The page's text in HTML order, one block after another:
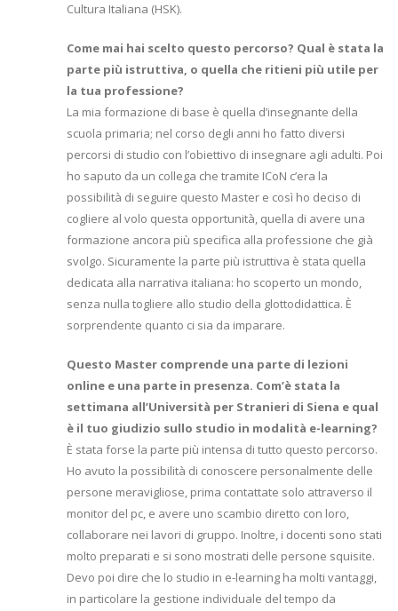
Cultura Italiana (HSK).
Come mai hai scelto questo percorso? Qual è stata la
parte più istruttiva, o quella che ritieni più utile per
la tua professione?
La mia formazione di base è quella d’insegnante della
scuola primaria; nel corso degli anni ho fatto diversi
percorsi di studio con l’obiettivo di insegnare agli adulti. Poi
ho saputo da un collega che tramite ICoN c’era la
possibilità di seguire questo Master e così ho deciso di
cogliere al volo questa opportunità, quella di avere una
formazione ancora più specifica alla professione che già
svolgo. Sicuramente la parte più istruttiva è stata quella
dedicata alla narrativa italiana: ho scoperto un mondo,
senza nulla togliere allo studio della glottodidattica. È
sorprendente quanto ci sia da imparare.
Questo Master comprende una parte di lezioni
online e una parte in presenza. Com’è stata la
settimana all’Università per Stranieri di Siena e qual
è il tuo giudizio sullo studio in modalità e-learning?
È stata forse la parte più intensa di tutto questo percorso.
Ho avuto la possibilità di conoscere personalmente delle
persone meravigliose, prima contattate solo attraverso il
monitor del pc, e avere uno scambio diretto con loro,
collaborare nei lavori di gruppo. Inoltre, i docenti sono stati
molto preparati e si sono mostrati delle persone squisite.
Devo poi dire che lo studio in e-learning ha molti vantaggi,
in particolare la gestione individuale del tempo da